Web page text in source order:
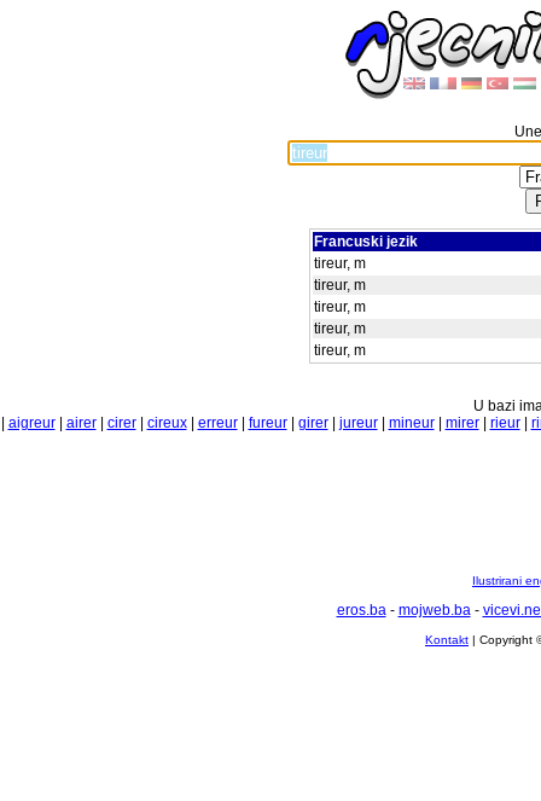
Francuski jezik
tireur, m
tireur, m
tireur, m
tireur, m
tireur, m
U bazi
aigreur| airer| cirer| cireux| erreur| fureur| girer| jureur| mineur| mirer| rieur|
Ilustrirani
eros.ba- mojweb.ba-
Kontakt | Copyright